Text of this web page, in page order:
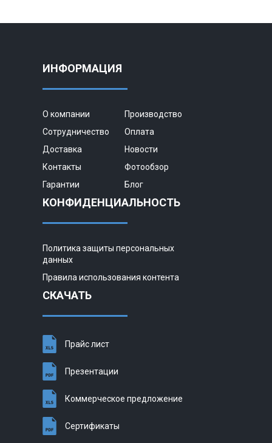
ИНФОРМАЦИЯ
О компании
Производство
Сотрудничество
Оплата
Доставка
Новости
Контакты
Фотообзор
Гарантии
Блог
КОНФИДЕНЦИАЛЬНОСТЬ
Политика защиты персональных
данных
Правила использования контента
СКАЧАТЬ
Прайс лист
Презентации
Коммерческое предложение
Сертификаты